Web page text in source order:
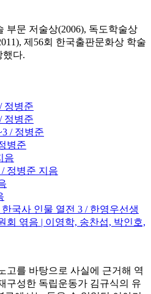
부문 저술상(2006), 독도학술상
제56회 한국출판문화상 학술
했다.
정병준
정병준
/ 정병준
병준
음
정병준 지음
국사 인물 열전 3 / 한영우선생
회 엮음 | 이영학, 송찬섭, 박인호,
고를 바탕으로 사실에 근거해 역
구성한 독립운동가 김규식의 유